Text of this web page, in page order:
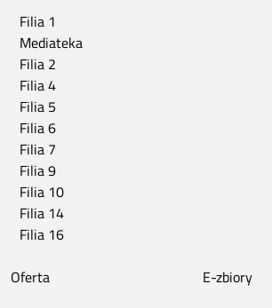
Filia 1
Mediateka
Filia 2
Filia 4
Filia 5
Filia 6
Filia 7
Filia 9
Filia 10
Filia 14
Filia 16
Oferta
E-zbiory